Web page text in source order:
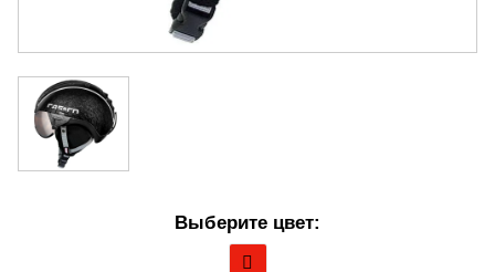
Выберите цвет: